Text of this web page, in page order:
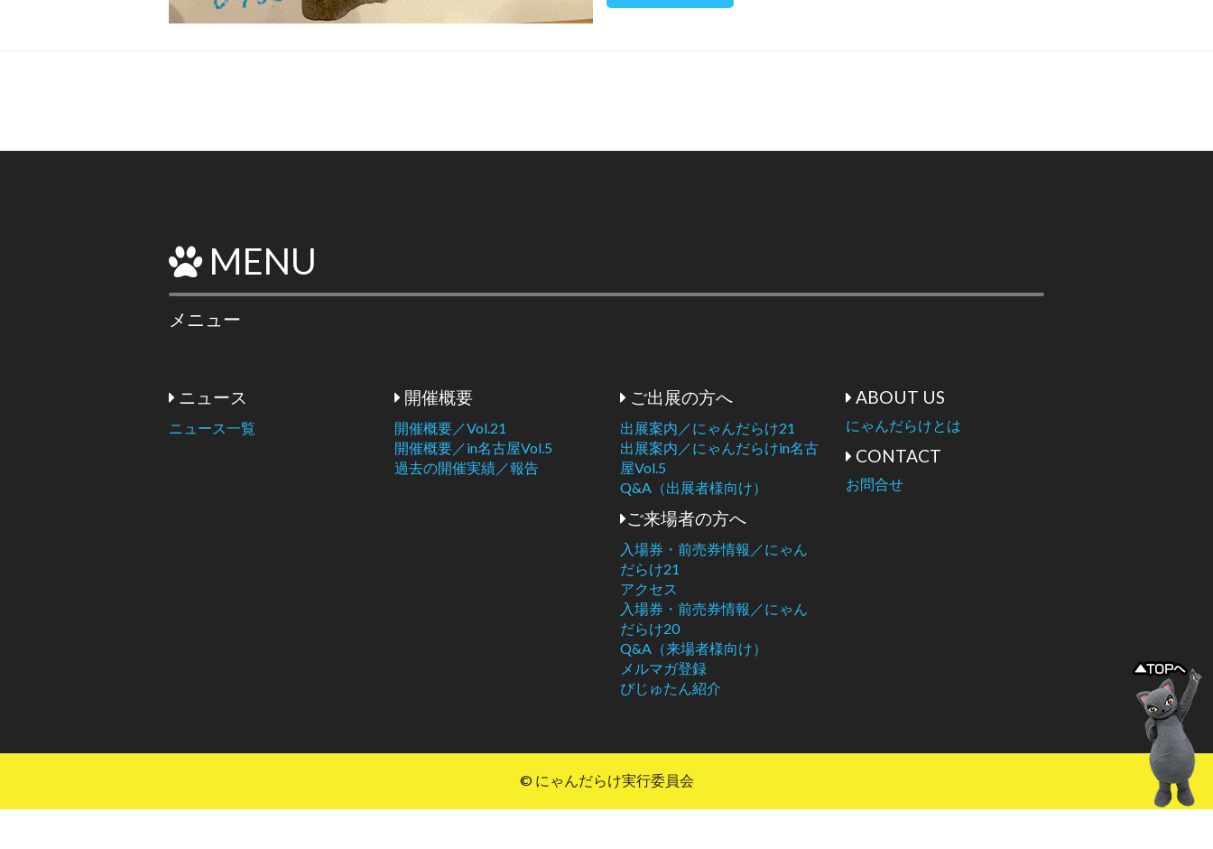
MENU
メニュー
ニュース
ニュース一覧
開催概要
開催概要／Vol.21
開催概要／in名古屋Vol.5
過去の開催実績／報告
ご出展の方へ
出展案内／にゃんだらけ21
出展案内／にゃんだらけin名古
屋Vol.5
Q&A（出展者様向け）
ご来場者の方へ
入場券・前売券情報／にゃん
だらけ21
アクセス
入場券・前売券情報／にゃん
だらけ20
Q&A（来場者様向け）
メルマガ登録
びじゅたん紹介
ABOUT US
にゃんだらけとは
CONTACT
お問合せ
© にゃんだらけ実行委員会